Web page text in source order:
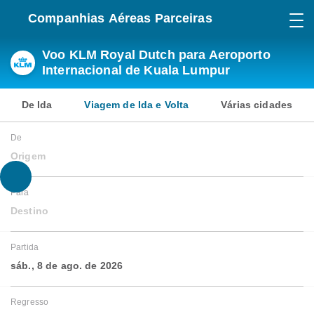
Companhias Aéreas Parceiras
Voo KLM Royal Dutch para Aeroporto
Internacional de Kuala Lumpur
De Ida Viagem de Ida e Volta Várias cidades
De
Origem
Para
Destino
Partida
sáb., 8 de ago. de 2026
Regresso